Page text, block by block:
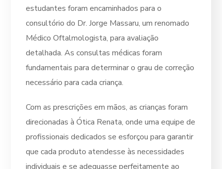
estudantes foram encaminhados para o
consultório do Dr. Jorge Massaru, um renomado
Médico Oftalmologista, para avaliação
detalhada. As consultas médicas foram
fundamentais para determinar o grau de correção
necessário para cada criança.
Com as prescrições em mãos, as crianças foram
direcionadas à Ótica Renata, onde uma equipe de
profissionais dedicados se esforçou para garantir
que cada produto atendesse às necessidades
individuais e se adequasse perfeitamente ao